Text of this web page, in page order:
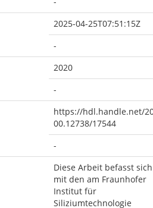
2025-04-25T07:51:15Z
-
2020
-
https://hdl.handle.net/
00.12738/17544
-
Diese Arbeit befasst sich
mit den am Fraunhofer
Institut für
Siliziumtechnologie